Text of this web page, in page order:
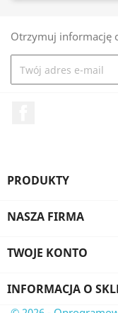
Otrzymuj informację
PRODUKTY
NASZA FIRMA
TWOJE KONTO
INFORMACJA O